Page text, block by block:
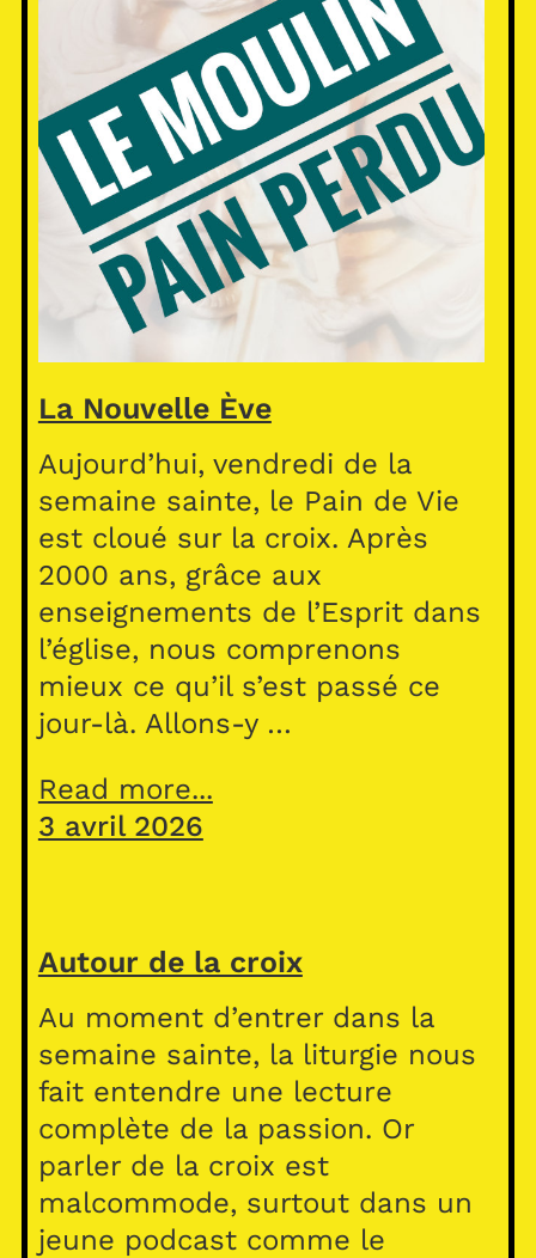
La Nouvelle Ève
Aujourd’hui, vendredi de la
semaine sainte, le Pain de Vie
est cloué sur la croix. Après
2000 ans, grâce aux
enseignements de l’Esprit dans
l’église, nous comprenons
mieux ce qu’il s’est passé ce
jour-là. Allons-y …
Read more...
3 avril 2026
Autour de la croix
Au moment d’entrer dans la
semaine sainte, la liturgie nous
fait entendre une lecture
complète de la passion. Or
parler de la croix est
malcommode, surtout dans un
jeune podcast comme le